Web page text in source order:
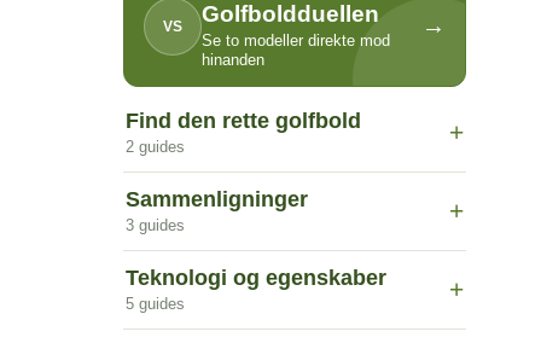
VS Golfboldduellen
Se to modeller direkte mod
hinanden
→
Find den rette golfbold
2 guides
+
Sammenligninger
3 guides
+
Teknologi og egenskaber
5 guides
+